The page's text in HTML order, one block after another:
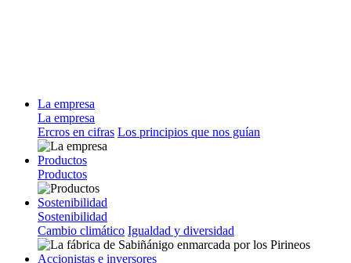
La empresa
La empresa
Ercros en cifras Los principios que nos guían
Productos
Productos
Sostenibilidad
Sostenibilidad
Cambio climático Igualdad y diversidad
Accionistas e inversores